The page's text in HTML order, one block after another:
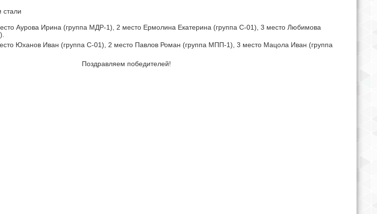
стали
Аурова Ирина (группа МДР-1), 2 место Ермолина Екатерина (группа С-01), 3 место Любимова
Юханов Иван (группа С-01), 2 место Павлов Роман (группа МПП-1), 3 место Мацола Иван (группа
Поздравляем победителей!